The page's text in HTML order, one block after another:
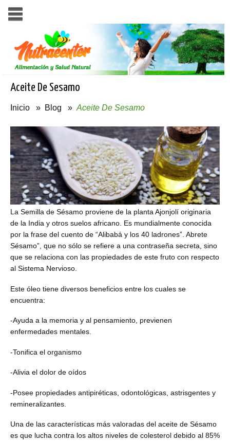
Aceite De Sesamo
Inicio » Blog » Aceite De Sesamo
La Semilla de Sésamo proviene de la planta Ajonjolí originaria
de la India y otros suelos africano. Es mundialmente conocida
por la frase del cuento de “Alibabá y los 40 ladrones”. Abrete
Sésamo”, que no sólo se refiere a una contraseña secreta, sino
que se relaciona con las propiedades de este fruto con respecto
al Sistema Nervioso.
Este óleo tiene diversos beneficios entre los cuales se
encuentra:
-Ayuda a la memoria y al pensamiento, previenen
enfermedades mentales.
-Tonifica el organismo
-Alivia el dolor de oídos
-Posee propiedades antipiréticas, odontológicas, astrisgentes y
remineralizantes.
Una de las características más valoradas del aceite de Sésamo
es que lucha contra los altos niveles de colesterol debido al 85%